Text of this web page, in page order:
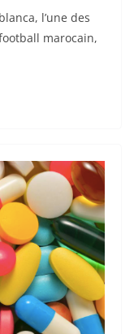
l’une des
marocain,